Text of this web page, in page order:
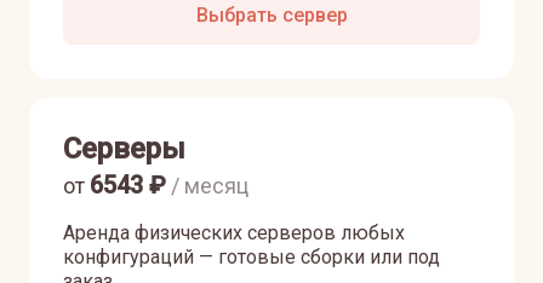
Выбрать сервер
Серверы
Аренда физических серверов любых
конфигураций — готовые сборки или под
от 6543 ₽ / месяц